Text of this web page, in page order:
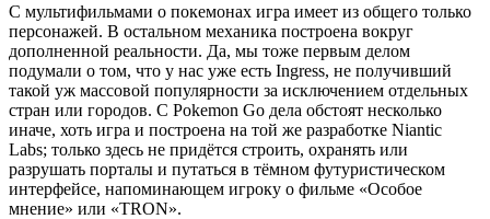
С мультифильмами о покемонах игра имеет из общего только
персонажей. В остальном механика построена вокруг
дополненной реальности. Да, мы тоже первым делом
подумали о том, что у нас уже есть Ingress, не получивший
такой уж массовой популярности за исключением отдельных
стран или городов. С Pokemon Go дела обстоят несколько
иначе, хоть игра и построена на той же разработке Niantic
Labs; только здесь не придётся строить, охранять или
разрушать порталы и путаться в тёмном футуристическом
интерфейсе, напоминающем игроку о фильме «Особое
мнение» или «TRON».